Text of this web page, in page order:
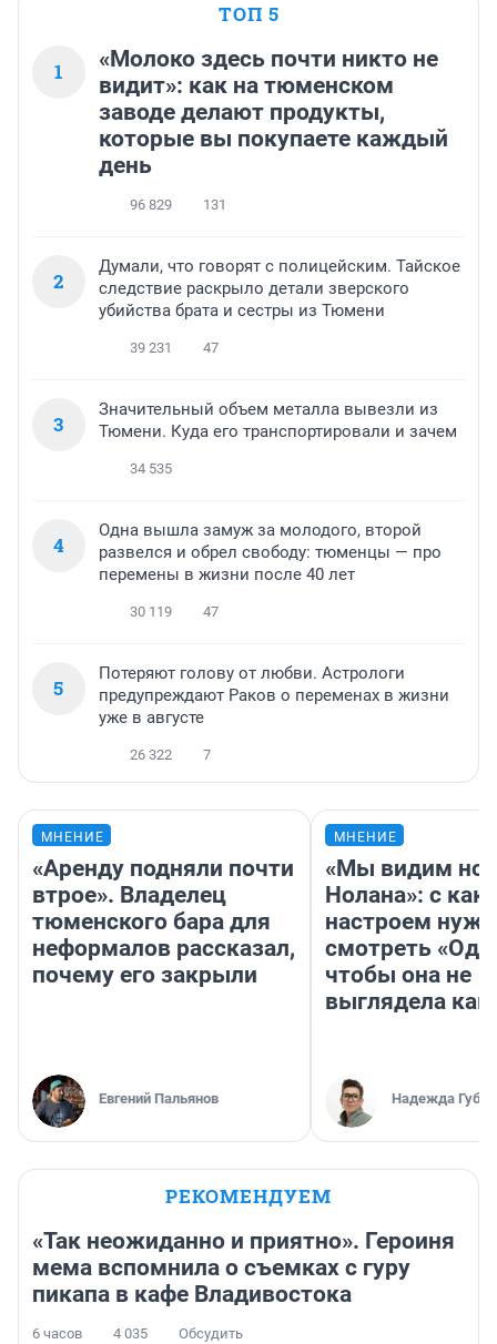
ТОП 5
1
«Молоко здесь почти никто не
видит»: как на тюменском
заводе делают продукты,
которые вы покупаете каждый
день
96 829 131
2
Думали, что говорят с полицейским. Тайское
следствие раскрыло детали зверского
убийства брата и сестры из Тюмени
39 231 47
3
Значительный объем металла вывезли из
Тюмени. Куда его транспортировали и зачем
34 535
4
Одна вышла замуж за молодого, второй
развелся и обрел свободу: тюменцы — про
перемены в жизни после 40 лет
30 119 47
5
Потеряют голову от любви. Астрологи
предупреждают Раков о переменах в жизни
уже в августе
26 322 7
МНЕНИЕ
«Аренду подняли почти
втрое». Владелец
тюменского бара для
неформалов рассказал,
почему его закрыли
Евгений Пальянов
МНЕНИЕ
«Мы видим
Нолана»: с
настроем
смотреть
чтобы она не
выглядела как
Надежда
РЕКОМЕНДУЕМ
«Так неожиданно и приятно». Героиня
мема вспомнила о съемках с гуру
пикапа в кафе Владивостока
6 часов 4 035 Обсудить